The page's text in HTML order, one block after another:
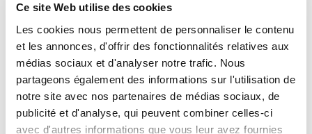
Ce site Web utilise des cookies
Les cookies nous permettent de personnaliser le contenu
et les annonces, d'offrir des fonctionnalités relatives aux
médias sociaux et d'analyser notre trafic. Nous
partageons également des informations sur l'utilisation de
notre site avec nos partenaires de médias sociaux, de
publicité et d'analyse, qui peuvent combiner celles-ci
avec d'autres informations que vous leur avez fournies
Salon du Bourget : 4CAD Group et Aura Aero
coopèrent pour contribuer à la décarbonation
du secteur aéronautique
4CAD Group, distributeur et intégrateur de solutions
l’aviation régionale décarbonée, signent un partenariat